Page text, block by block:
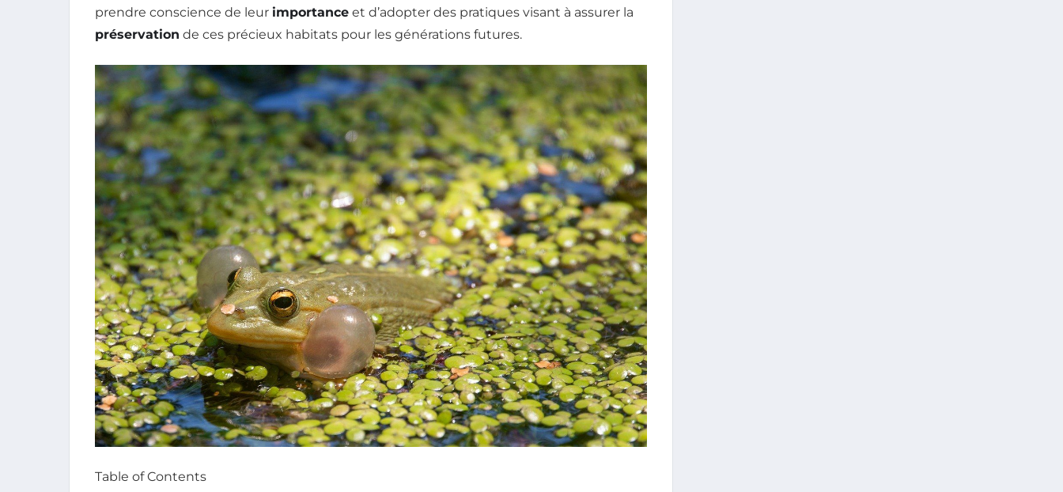
prendre conscience de leur importance et d’adopter des pratiques visant à assurer la
préservation de ces précieux habitats pour les générations futures.
Table of Contents